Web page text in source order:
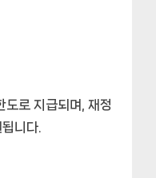
로 지급되며, 재정
니다.